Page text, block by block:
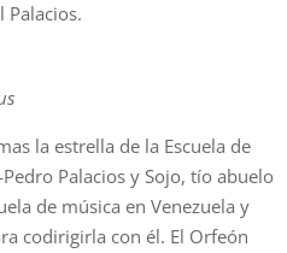
Palacios.
la estrella de la Escuela de
Palacios y Sojo, tío abuelo
de música en Venezuela y
codirigirla con él. El Orfeón